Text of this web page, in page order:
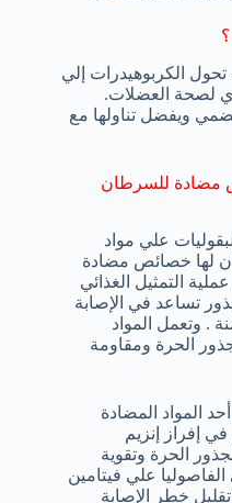
الكربوهيدرات إلي
لصحة العضلات.
ويفضل تناولها مع
مضادة للسرطان
علي مواد
لها خصائص مضادة
التمثيل الغذائي
تساعد في الإصابة
. وتعمل المواد
الحرة ومقاومة
المواد المضادة
إفراز إنزيم
الحرة وتقوية
الفاصوليا علي فيتامين
خطر الإصابة